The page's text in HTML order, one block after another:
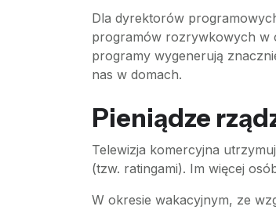
Dla dyrektorów
programów rozrywkowych w
programy wygenerują
nas w domach.
Pieniądze
Telewizja komercyjna
(tzw. ratingami). Im więcej
W okresie wakacyjnym, ze